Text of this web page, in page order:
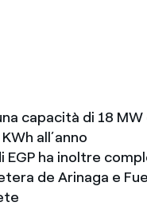
capacità di 18
all’anno
EGP ha inoltre
de Arinaga e